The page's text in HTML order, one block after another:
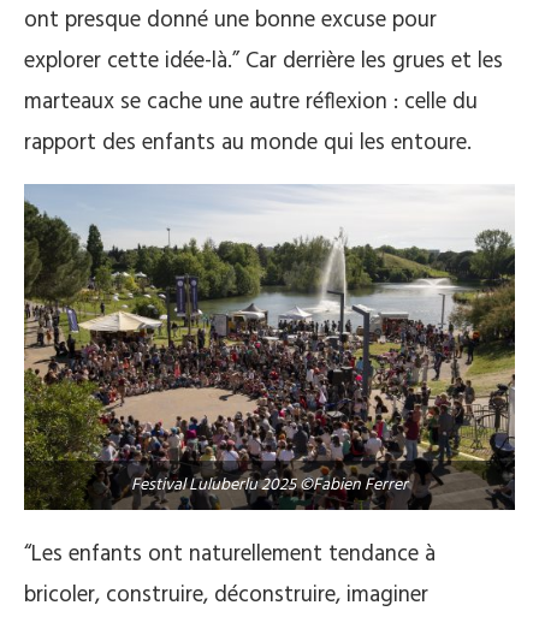
ont presque donné une bonne excuse pour
explorer cette idée-là.” Car derrière les grues et les
marteaux se cache une autre réflexion : celle du
rapport des enfants au monde qui les entoure.
Festival Luluberlu 2025 ©Fabien Ferrer
“Les enfants ont naturellement tendance à
bricoler, construire, déconstruire, imaginer